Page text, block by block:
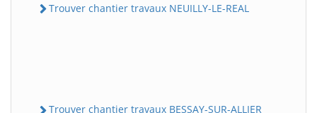
Trouver chantier travaux NEUILLY-LE-REAL
Trouver chantier travaux BESSAY-SUR-ALLIER